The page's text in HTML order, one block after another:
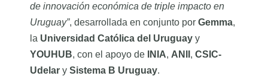
de innovación económica de triple impacto en
Uruguay”, desarrollada en conjunto por Gemma,
la Universidad Católica del Uruguayy
YOUHUB, con el apoyo de INIA, ANII , CSIC-
Udelary Sistema B Uruguay.